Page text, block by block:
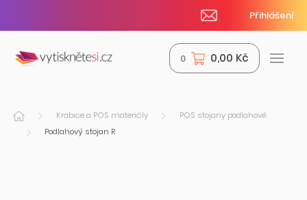
Přihlášení
0 0,00 Kč
Krabice a POS materiály
POS stojany podlahové
Podlahový stojan R